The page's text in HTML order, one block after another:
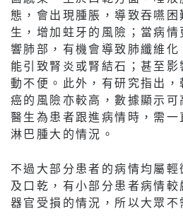
態，會出現腫脹，導致吞嚥
生，增加蛀牙的風險；當病
響肺部，有機會導致肺纖維
能引致腎炎或腎結石；甚至
動不便。此外，有研究指出，
癌的風險亦較高，數據顯示
醫生為患者跟進病情時，需一
淋巴腫大的情況。
不過大部分患者的病情均屬
及口乾，有小部分患者病情
器官受損的情況，所以大眾不